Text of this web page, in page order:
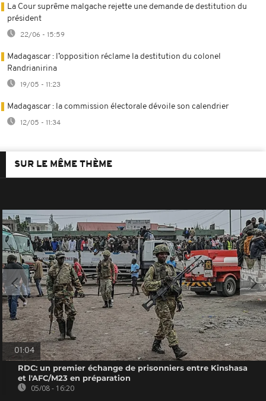
La Cour suprême malgache rejette une demande de destitution du
président
22/06 - 15:59
Madagascar : l’opposition réclame la destitution du colonel
Randrianirina
19/05 - 11:23
Madagascar : la commission électorale dévoile son calendrier
12/05 - 11:34
SUR LE MÊME THÈME
01:04
RDC: un premier échange de prisonniers entre Kinshasa
et l'AFC/M23 en préparation
05/08 - 16:20